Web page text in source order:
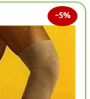
carrello 5%